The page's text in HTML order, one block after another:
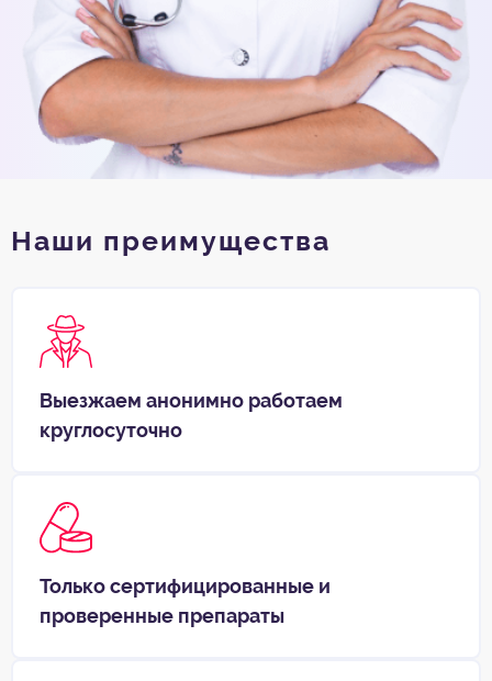
Наши преимущества
Выезжаем анонимно работаем
круглосуточно
Только сертифицированные и
проверенные препараты